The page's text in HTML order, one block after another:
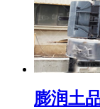
膨润土